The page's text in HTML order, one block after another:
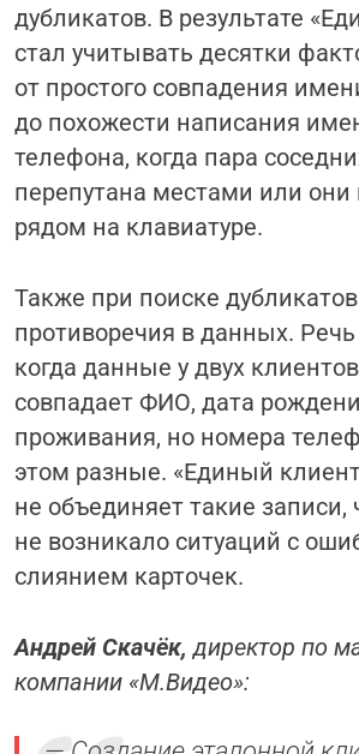
дубликатов. В результате
стал учитывать десятки
от простого совпадения
до похожести написания
телефона, когда пара
перепутана местами или они
рядом на клавиатуре.
Также при поиске
противоречия в данных. Речь
когда данные у двух
совпадает ФИО, дата
проживания, но номера
этом разные. «Единый
не объединяет такие записи,
не возникало ситуаций с
слиянием карточек.
Андрей Скачёк,директор по
компании «М.Видео»: